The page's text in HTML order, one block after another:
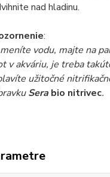
nad hladinu.
:
vodu, majte na
v akváriu, je treba
užitočné
Sera bio nitrivec.